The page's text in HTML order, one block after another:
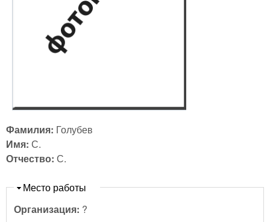
Фамилия: Голубев
Имя: С.
Отчество: С.
Скрыть
Место работы
Организация: ?